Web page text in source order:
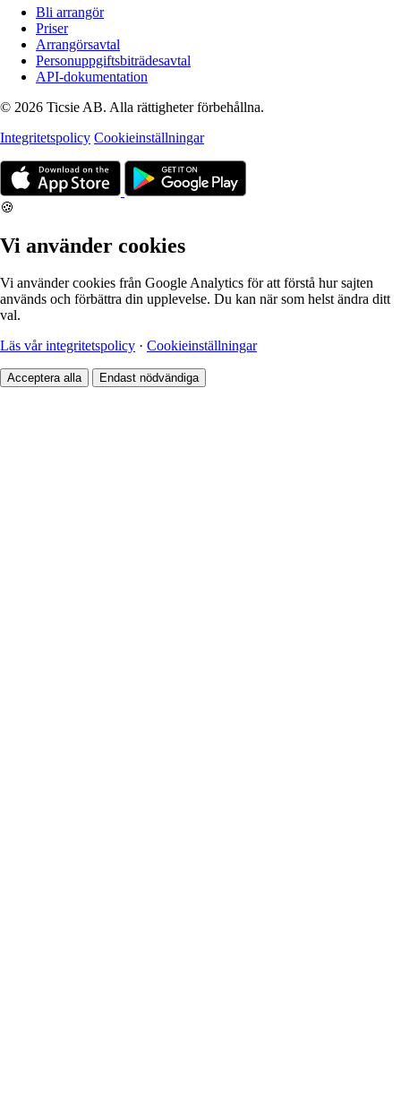
Bli arrangör
Priser
Arrangörsavtal
Personuppgiftsbiträdesavtal
API-dokumentation
© 2026 Ticsie AB. Alla rättigheter förbehållna.
Integritetspolicy Cookieinställningar
🍪
Vi använder cookies
Vi använder cookies från Google Analytics för att förstå hur sajten
används och förbättra din upplevelse. Du kan när som helst ändra ditt
val.
Läs vår integritetspolicy · Cookieinställningar
Acceptera alla Endast nödvändiga